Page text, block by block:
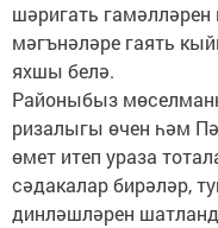
шәригать
мәгънәләре гаять
яхшы белә.
Районыбыз
ризалыгы өчен һәм
өмет итеп ураза
сәдакалар бирәләр,
динләшләрен